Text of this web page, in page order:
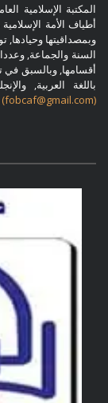
المكتبة الإسلامية
أطياف الأمة
وبمصداقيتها
السنة والجماعة,
أقسامها, وبالسبق في
باللغة العربية,
(fobcaf@gmail.com)